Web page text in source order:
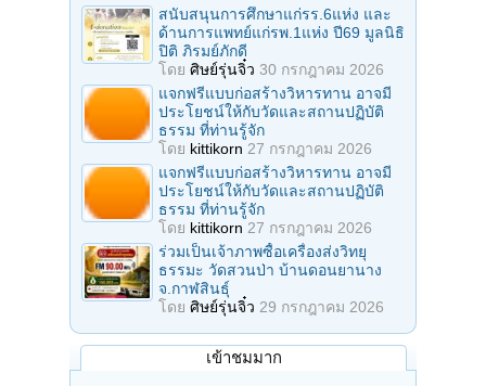
สนับสนุนการศึกษาแก่รร.6แห่ง และ
ด้านการแพทย์แก่รพ.1แห่ง ปี69 มูลนิธิ
ปิติ ภิรมย์ภักดี
โดย ศิษย์รุ่นจิ๋ว 30 กรกฎาคม 2026
แจกฟรีแบบก่อสร้างวิหารทาน อาจมี
ประโยชน์ให้กับวัดและสถานปฏิบัติ
ธรรม ที่ท่านรู้จัก
โดย kittikorn 27 กรกฎาคม 2026
แจกฟรีแบบก่อสร้างวิหารทาน อาจมี
ประโยชน์ให้กับวัดและสถานปฏิบัติ
ธรรม ที่ท่านรู้จัก
โดย kittikorn 27 กรกฎาคม 2026
ร่วมเป็นเจ้าภาพซื้อเครื่องส่งวิทยุ
ธรรมะ วัดสวนป่า บ้านดอนยานาง
จ.กาฬสินธุ์
โดย ศิษย์รุ่นจิ๋ว 29 กรกฎาคม 2026
เข้าชมมาก